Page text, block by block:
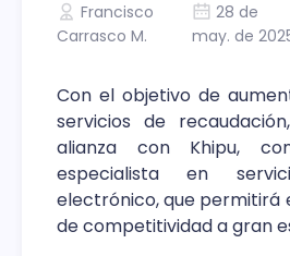
Francisco
Carrasco M.
28 de
may. de
Con el objetivo de
servicios de
alianza con Khipu,
especialista en
electrónico, que permitirá
de competitividad a gran